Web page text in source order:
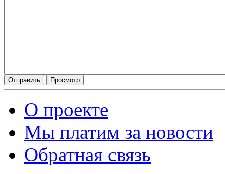
О проекте
Мы платим за новости
Обратная связь